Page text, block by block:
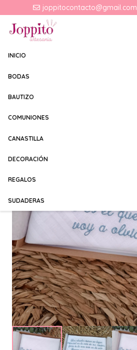
joppitocontacto@gmail.com
INICIO
BODAS
BAUTIZO
COMUNIONES
CANASTILLA
DECORACIÓN
REGALOS
SUDADERAS